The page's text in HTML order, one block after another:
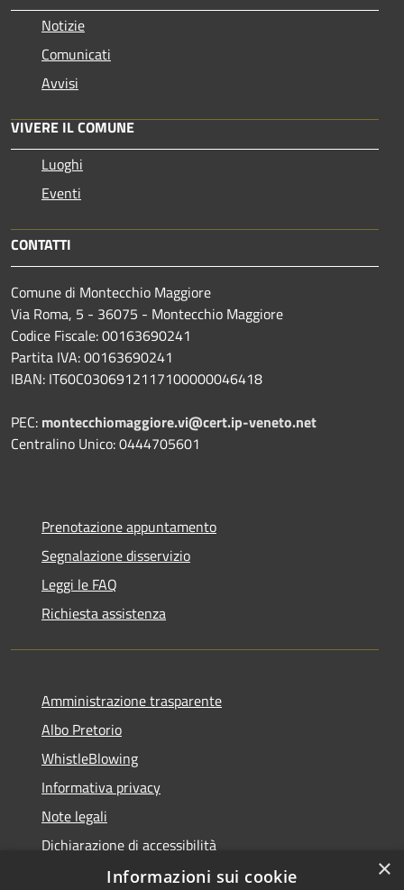
Notizie
Comunicati
Avvisi
VIVERE IL COMUNE
Luoghi
Eventi
CONTATTI
Comune di Montecchio Maggiore
Via Roma, 5 - 36075 - Montecchio Maggiore
Codice Fiscale: 00163690241
Partita IVA: 00163690241
IBAN: IT60C0306912117100000046418
PEC: montecchiomaggiore.vi@cert.ip-veneto.net
Centralino Unico: 0444705601
Prenotazione appuntamento
Segnalazione disservizio
Leggi le FAQ
Richiesta assistenza
Amministrazione trasparente
Albo Pretorio
WhistleBlowing
Informativa privacy
Note legali
Dichiarazione di accessibilità
×
Informazioni sui cookie